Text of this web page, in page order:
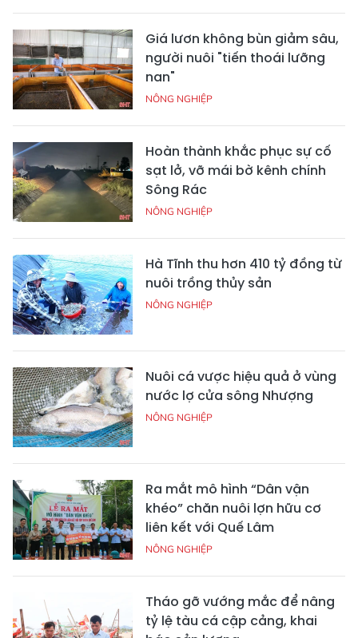
Giá lươn không bùn giảm sâu,
người nuôi "tiến thoái lưỡng
nan"
NÔNG NGHIỆP
Hoàn thành khắc phục sự cố
sạt lở, vỡ mái bờ kênh chính
Sông Rác
NÔNG NGHIỆP
Hà Tĩnh thu hơn 410 tỷ đồng từ
nuôi trồng thủy sản
NÔNG NGHIỆP
Nuôi cá vược hiệu quả ở vùng
nước lợ cửa sông Nhượng
NÔNG NGHIỆP
Ra mắt mô hình “Dân vận
khéo” chăn nuôi lợn hữu cơ
liên kết với Quế Lâm
NÔNG NGHIỆP
Tháo gỡ vướng mắc để nâng
tỷ lệ tàu cá cập cảng, khai